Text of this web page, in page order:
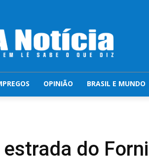
OPINIÃO BRASIL E MUNDO
do